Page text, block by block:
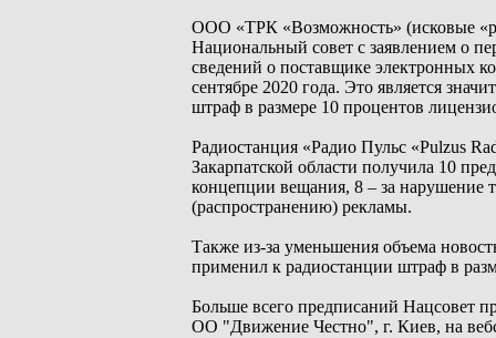
ООО «ТРК «Возможность» (исковые
Национальный совет с заявлением о
сведений о поставщике электронных
сентябре 2020 года. Это является
штраф в размере 10 процентов
Радиостанция «Радио Пульс «Pulzus
Закарпатской области получила 10
концепции вещания, 8 – за нарушение
(распространению) рекламы.
Также из-за уменьшения объема
применил к радиостанции штраф в
Больше всего предписаний Нацсовет
ОО "Движение Честно", г. Киев, на